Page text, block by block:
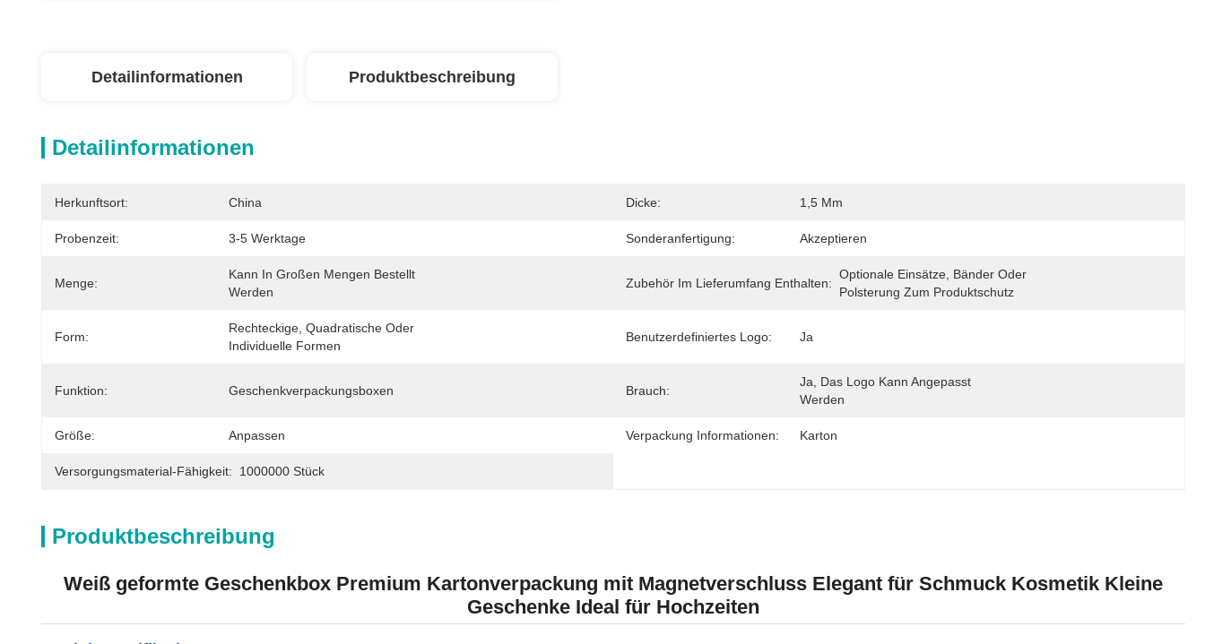
Detailinformationen Produktbeschreibung
Detailinformationen
Herkunftsort: China Dicke: 1,5 Mm
Probenzeit: 3-5 Werktage Sonderanfertigung: Akzeptieren
Menge:
Kann In Großen Mengen Bestellt
Werden
Zubehör Im Lieferumfang Enthalten:
Optionale Einsätze, Bänder Oder
Polsterung Zum Produktschutz
Form:
Rechteckige, Quadratische Oder
Individuelle Formen
Benutzerdefiniertes Logo: Ja
Funktion: Geschenkverpackungsboxen Brauch:
Ja, Das Logo Kann Angepasst
Werden
Größe: Anpassen Verpackung Informationen: Karton
Versorgungsmaterial-Fähigkeit: 1000000 Stück
Produktbeschreibung
Weiß geformte Geschenkbox Premium Kartonverpackung mit Magnetverschluss Elegant für Schmuck Kosmetik Kleine
Geschenke Ideal für Hochzeiten